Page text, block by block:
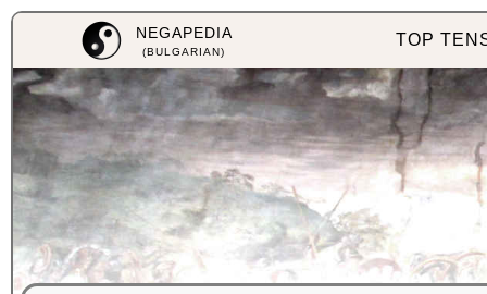
NEGAPEDIA
(BULGARIAN)
TOP